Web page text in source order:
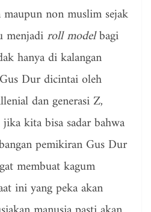
non muslim sejak
menjadiroll modelbagi
hanya di kalangan
Dur dicintai oleh
dan generasi Z,
kita bisa sadar bahwa
pemikiran Gus Dur
membuat kagum
ini yang peka akan